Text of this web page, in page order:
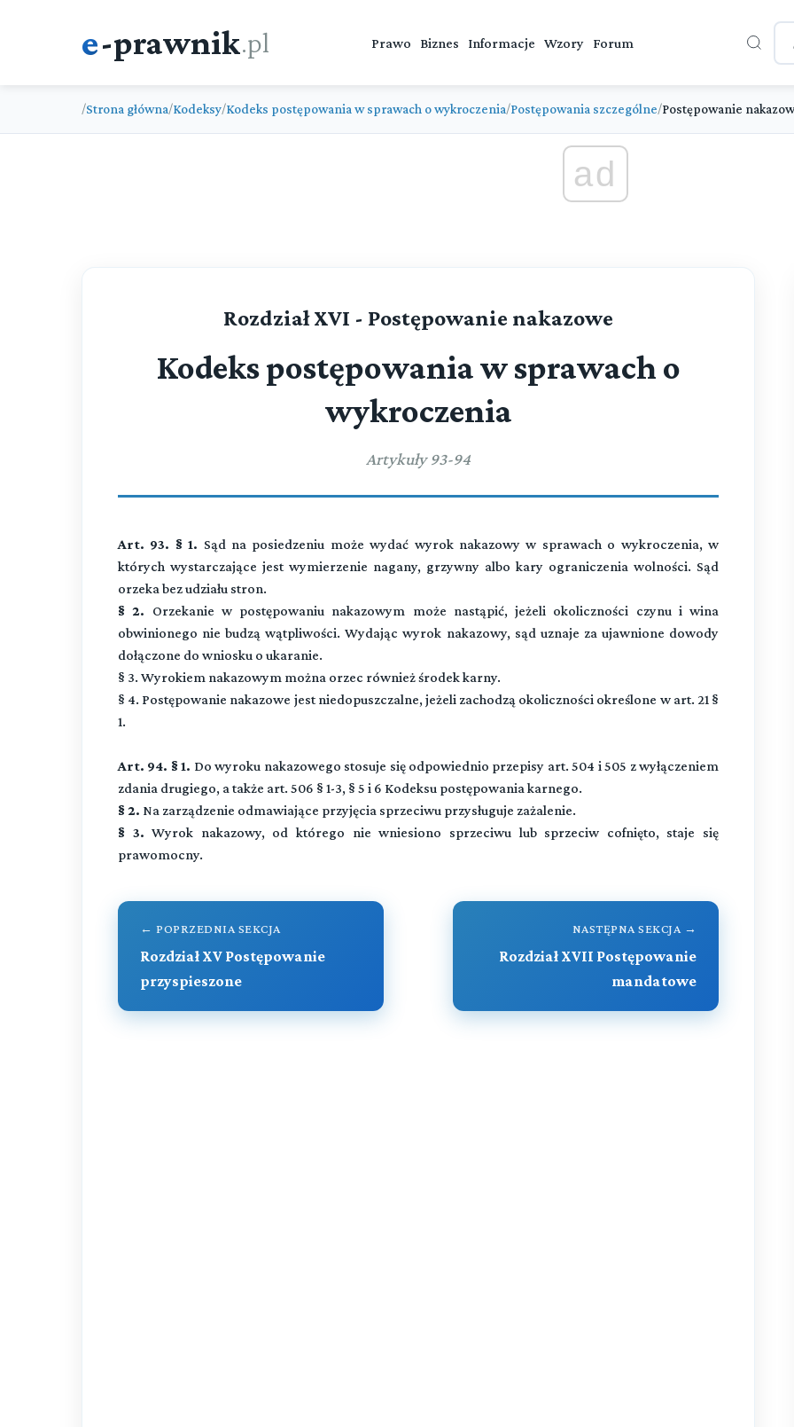
e-prawnik.pl Prawo Biznes Informacje Wzory Forum
/Strona główna/Kodeksy/Kodeks postępowania w sprawach o wykroczenia/Postępowania szczególne/Postępowanie
ad
Rozdział XVI - Postępowanie nakazowe
Kodeks postępowania w sprawach o
wykroczenia
Artykuły 93-94
Art. 93. § 1. Sąd na posiedzeniu może wydać wyrok nakazowy w sprawach o wykroczenia, w
których wystarczające jest wymierzenie nagany, grzywny albo kary ograniczenia wolności. Sąd
orzeka bez udziału stron.
§ 2. Orzekanie w postępowaniu nakazowym może nastąpić, jeżeli okoliczności czynu i wina
obwinionego nie budzą wątpliwości. Wydając wyrok nakazowy, sąd uznaje za ujawnione dowody
dołączone do wniosku o ukaranie.
§ 3. Wyrokiem nakazowym można orzec również środek karny.
§ 4. Postępowanie nakazowe jest niedopuszczalne, jeżeli zachodzą okoliczności określone w art. 21 §
1.
Art. 94. § 1. Do wyroku nakazowego stosuje się odpowiednio przepisy art. 504 i 505 z wyłączeniem
zdania drugiego, a także art. 506 § 1-3, § 5 i 6 Kodeksu postępowania karnego.
§ 2. Na zarządzenie odmawiające przyjęcia sprzeciwu przysługuje zażalenie.
§ 3. Wyrok nakazowy, od którego nie wniesiono sprzeciwu lub sprzeciw cofnięto, staje się
prawomocny.
← POPRZEDNIA SEKCJA
Rozdział XV Postępowanie
przyspieszone
NASTĘPNA SEKCJA →
Rozdział XVII Postępowanie
mandatowe